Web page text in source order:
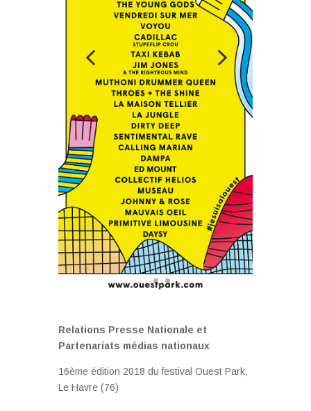
Relations Presse Nationale et
Partenariats médias nationaux
16ème édition 2018 du festival Ouest Park,
Le Havre (76)